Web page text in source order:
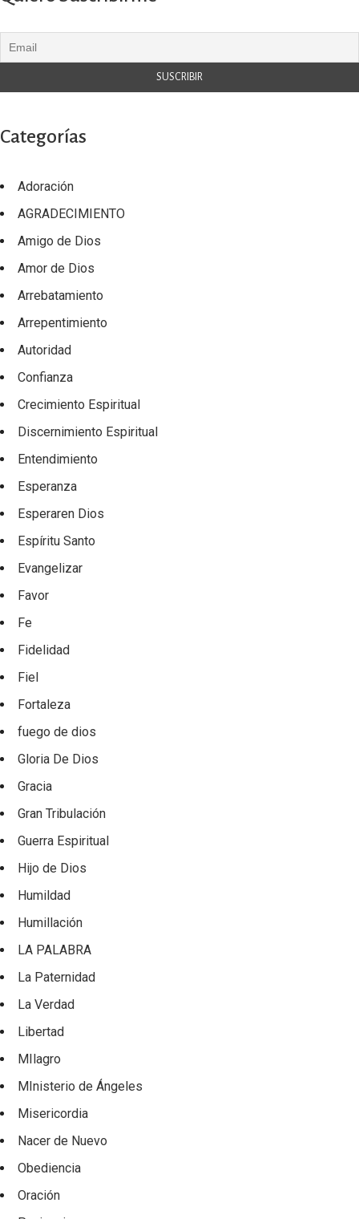
Categorías
Adoración
AGRADECIMIENTO
Amigo de Dios
Amor de Dios
Arrebatamiento
Arrepentimiento
Autoridad
Confianza
Crecimiento Espiritual
Discernimiento Espiritual
Entendimiento
Esperanza
Esperaren Dios
Espíritu Santo
Evangelizar
Favor
Fe
Fidelidad
Fiel
Fortaleza
fuego de dios
Gloria De Dios
Gracia
Gran Tribulación
Guerra Espiritual
Hijo de Dios
Humildad
Humillación
LA PALABRA
La Paternidad
La Verdad
Libertad
MIlagro
MInisterio de Ángeles
Misericordia
Nacer de Nuevo
Obediencia
Oración